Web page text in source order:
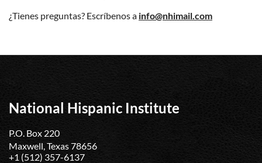
¿Tienes preguntas? Escríbenos a info@nhimail.com
National Hispanic Institute
P.O. Box 220
Maxwell, Texas 78656
+1 (512) 357-6137